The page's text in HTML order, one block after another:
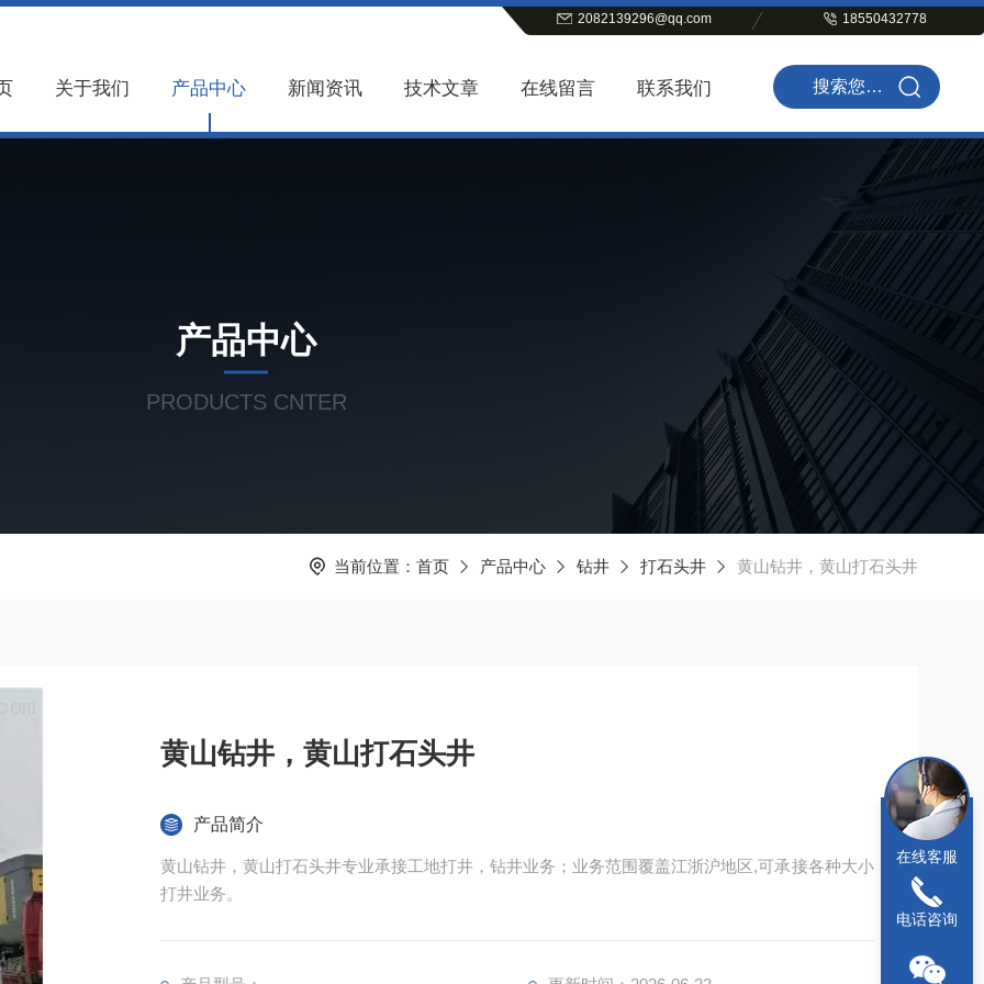
2082139296@qq.com 18550432778
关于我们 产品中心 新闻资讯 技术文章 在线留言 联系我们
产品中心
PRODUCTS CNTER
当前位置： 首页 产品中心 钻井 打石头井 黄山钻井，黄山打石头井
黄山钻井，黄山打石头井
产品简介
黄山钻井，黄山打石头井专业承接工地打井，钻井业务；业务范围覆盖江浙沪地区,可承接各种大小
打井业务。
在线客服
电话咨询